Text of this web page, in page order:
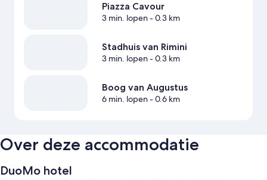
Piazza Cavour
3 min. lopen- 0.3 km
Stadhuis van Rimini
3 min. lopen- 0.3 km
Boog van Augustus
6 min. lopen- 0.6 km
Over deze accommodatie
DuoMo hotel